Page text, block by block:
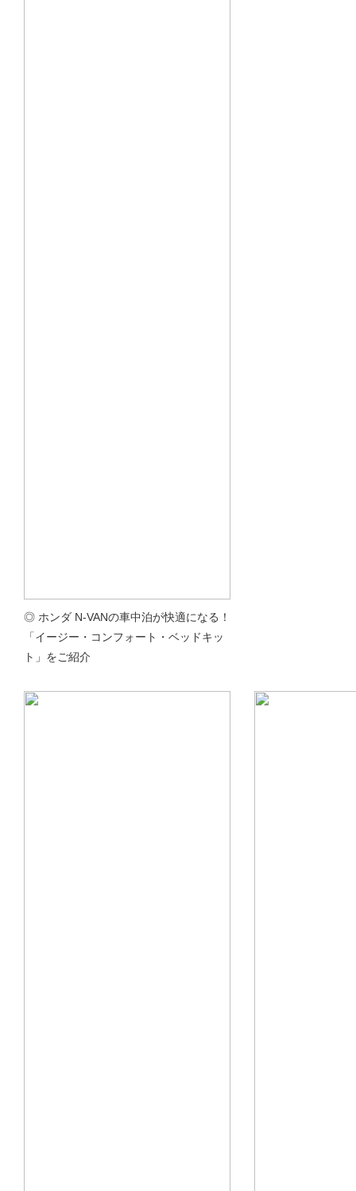
◎ ホンダ N-VANの車中泊が快適になる！
「イージー・コンフォート・ベッドキッ
ト」をご紹介